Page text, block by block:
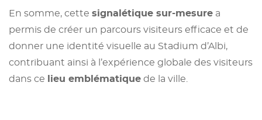
En somme, cette signalétique sur-mesure a
permis de créer un parcours visiteurs efficace et de
donner une identité visuelle au Stadium d’Albi,
contribuant ainsi à l’expérience globale des visiteurs
dans ce
lieu emblématique de la ville.